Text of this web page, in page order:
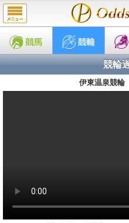
競輪
伊東温泉競輪